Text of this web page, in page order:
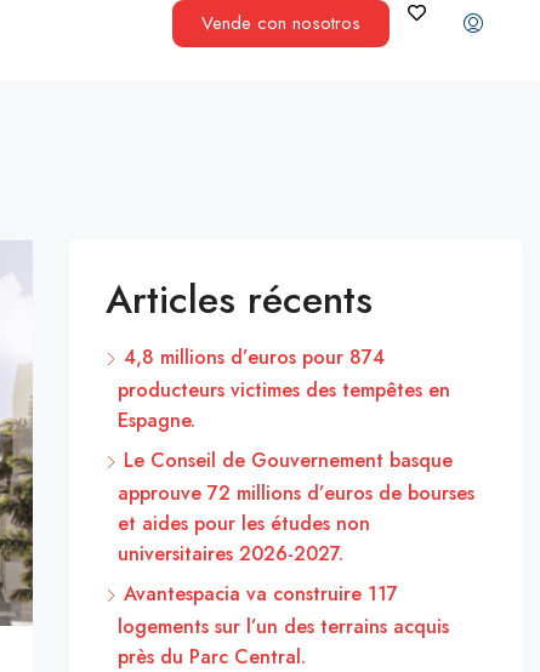
Vende con nosotros
Articles récents
4,8 millions d’euros pour 874
producteurs victimes des tempêtes en
Espagne.
Le Conseil de Gouvernement basque
approuve 72 millions d’euros de bourses
et aides pour les études non
universitaires 2026-2027.
Avantespacia va construire 117
logements sur l’un des terrains acquis
près du Parc Central.